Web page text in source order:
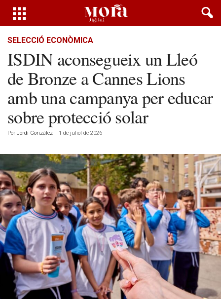
SELECCIÓ ECONÒMICA
ISDIN aconsegueix un Lleó
de Bronze a Cannes Lions
amb una campanya per educar
sobre protecció solar
Por Jordi González - 1 de juliol de 2026